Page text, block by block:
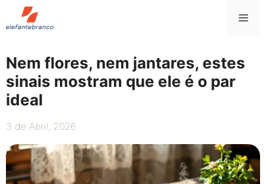
Saltar
para
Nem flores, nem jantares, estes
sinais mostram que ele é o par
ideal
3 de Abril, 2026